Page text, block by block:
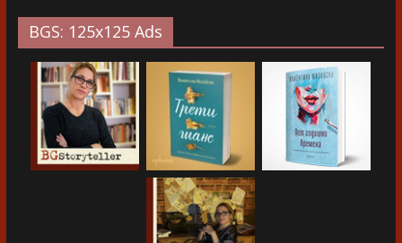
BGS: 125x125 Ads